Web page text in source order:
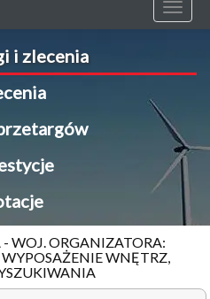
Toggle
i zlecenia
WOJ. ORGANIZATORA:
WNĘTRZ,